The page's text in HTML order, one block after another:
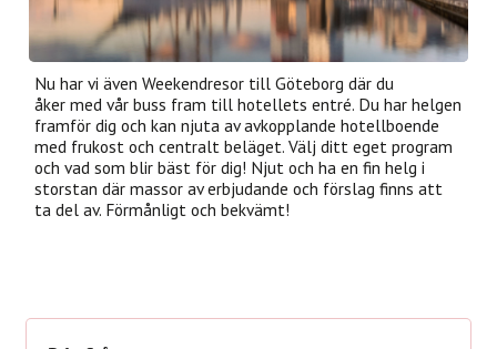
Nu har vi även Weekendresor till Göteborg där du
åker med vår buss fram till hotellets entré. Du har helgen
framför dig och kan njuta av avkopplande hotellboende
med frukost och centralt beläget. Välj ditt eget program
och vad som blir bäst för dig! Njut och ha en fin helg i
storstan där massor av erbjudande och förslag finns att
ta del av. Förmånligt och bekvämt!